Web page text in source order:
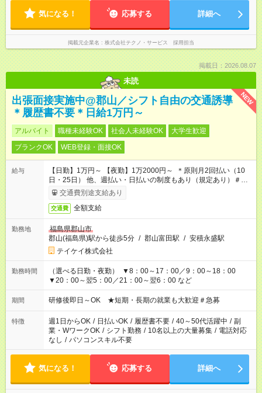
気になる！ 応募する 詳細へ
掲載元企業名 株式会社テクノ・サービス 採用担当
掲載日：2026.08.07
未読
NEW
出張面接実施中@郡山／シフト自由の交通誘導
＊履歴書不要＊日給1万円～
アルバイト 職種未経験OK 社会人未経験OK
大学生歓迎
ブランクOK
WEB登録・面接OK
給与
【日勤】1万円～ 【夜勤】1万2000円～ ＊原則月2回払い（10
日・25日） 他、週払い・日払いの制度もあり（規定あり）＃日
収1万円以上
交通費別途支給あり
交通費 全額支給
勤務地
福島県郡山市
郡山(福島県)駅から徒歩5分 / 郡山富田駅 / 安積永盛駅
テイケイ株式会社
勤務時間
（選べる日勤・夜勤） ▼8：00～17：00／9：00～18：00
▼20：00～翌5：00／21：00～翌6：00 など
期間 研修後即日～OK ★短期・長期の就業も大歓迎＃急募
特徴 週1日からOK / 日払いOK / 履歴書不要 / 40～50代活躍中 / 副
業・WワークOK / シフト勤務 / 10名以上の大量募集 / 電話対応
なし / パソコンスキル不要
気になる！ 応募する 詳細へ